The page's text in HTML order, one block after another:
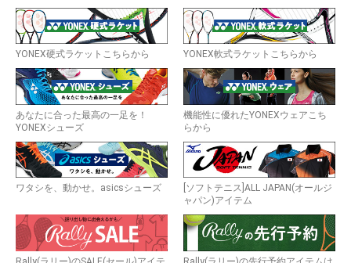
YONEX硬式ラケットこちらから YONEX軟式ラケットこちらから
あなたに合った最高の一足を！
YONEXシューズ
機能性に優れたYONEXウェアこち
らから
ワタシを、動かせ。asicsシューズ
[ソフトテニス]ALL JAPAN(オールジ
ャパン)アイテム